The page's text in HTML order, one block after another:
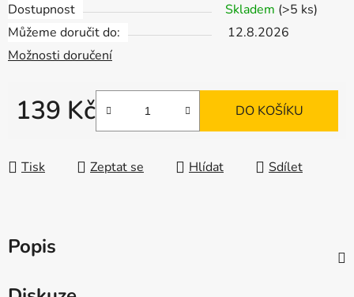
Dostupnost Skladem (>5 ks)
Můžeme doručit do:
12.8.2026
Možnosti doručení
139 Kč DO KOŠÍKU
Tisk Zeptat se Hlídat Sdílet
Popis